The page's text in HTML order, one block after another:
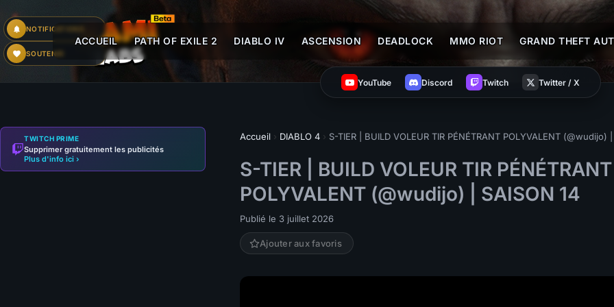
NOTIFICATIONS
SOUTENIR
ACCUEIL PATH OF EXILE 2 DIABLO IV ASCENSION DEADLOCK MMO RIOT GRAND THEFT
YouTube Discord Twitch Twitter / X
Accueil › DIABLO 4 › S-TIER | BUILD VOLEUR TIR PÉNÉTRANT POLYVALENT (@wudijo)
S-TIER | BUILD VOLEUR TIR PÉNÉTRANT
POLYVALENT (@wudijo) | SAISON 14
Publié le 3 juillet 2026
Ajouter aux favoris
TWITCH PRIME
Supprimer gratuitement les publicités
Plus d'info ici ›